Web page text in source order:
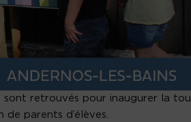
sont retrouvés pour inaugurer la
parents d’élèves.